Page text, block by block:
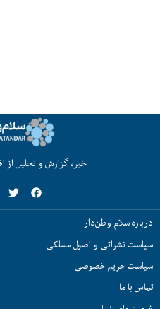
خبر، گزارش و تحلیل از
درباره سلام وطن‌دار
سیاست نشراتی و اصول مسلکی
سیاست حریم خصوصی
تماس با ما